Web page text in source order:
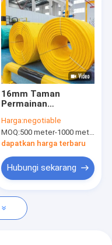
16mm Taman
Permainan
500m dengan Warna
yang Berbeda
Harga:negotiable
MOQ:500 meter-1000 meter
dapatkan harga terbaru
Hubungi sekarang